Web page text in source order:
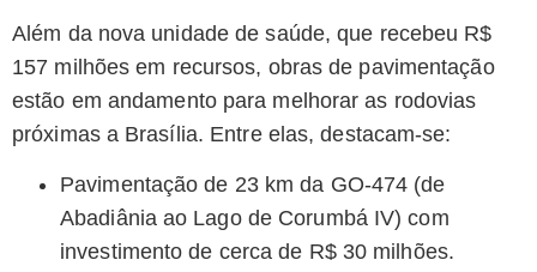
Além da nova unidade de saúde, que recebeu R$
157 milhões em recursos, obras de pavimentação
estão em andamento para melhorar as rodovias
próximas a Brasília. Entre elas, destacam-se:
Pavimentação de 23 km da GO-474 (de
Abadiânia ao Lago de Corumbá IV) com
investimento de cerca de R$ 30 milhões.